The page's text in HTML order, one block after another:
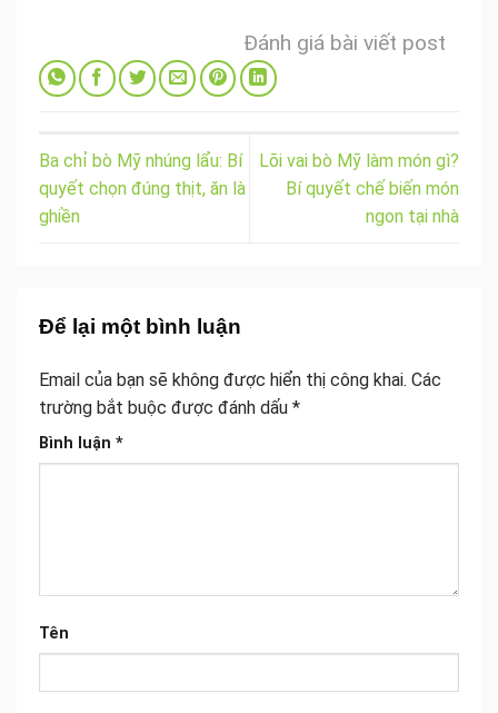
Đánh giá bài viết post
Ba chỉ bò Mỹ nhúng lẩu: Bí
quyết chọn đúng thịt, ăn là
ghiền
Lõi vai bò Mỹ làm món gì?
Bí quyết chế biến món
ngon tại nhà
Để lại một bình luận
Email của bạn sẽ không được hiển thị công khai. Các
trường bắt buộc được đánh dấu *
Bình luận *
Tên